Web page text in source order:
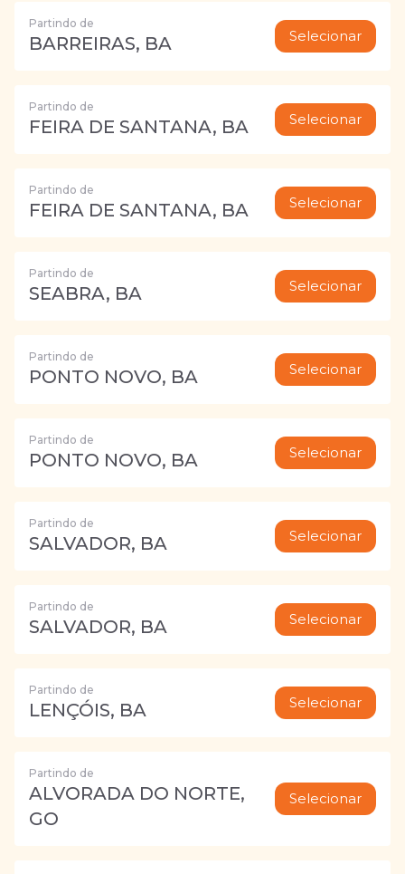
Partindo de
BARREIRAS, BA Selecionar
Partindo de
FEIRA DE SANTANA, BA Selecionar
Partindo de
FEIRA DE SANTANA, BA Selecionar
Partindo de
SEABRA, BA Selecionar
Partindo de
PONTO NOVO, BA Selecionar
Partindo de
PONTO NOVO, BA Selecionar
Partindo de
SALVADOR, BA Selecionar
Partindo de
SALVADOR, BA Selecionar
Partindo de
LENÇÓIS, BA Selecionar
Partindo de
ALVORADA DO NORTE,
GO
Selecionar